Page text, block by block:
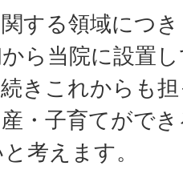
する領域につ
ら当院に設置
きこれからも
・子育てがで
考えます。